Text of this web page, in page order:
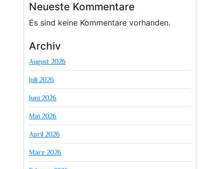
Neueste Kommentare
Es sind keine Kommentare vorhanden.
Archiv
August 2026
Juli 2026
Juni 2026
Mai 2026
April 2026
März 2026